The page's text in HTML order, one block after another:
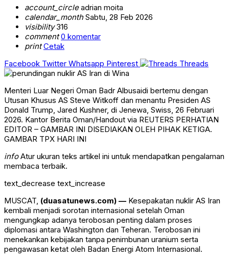
account_circleadrian moita
calendar_monthSabtu, 28 Feb 2026
visibility316
comment 0 komentar
print Cetak
Facebook Twitter Whatsapp Pinterest Threads
Menteri Luar Negeri Oman Badr Albusaidi bertemu dengan
Utusan Khusus AS Steve Witkoff dan menantu Presiden AS
Donald Trump, Jared Kushner, di Jenewa, Swiss, 26 Februari
2026. Kantor Berita Oman/Handout via REUTERS PERHATIAN
EDITOR – GAMBAR INI DISEDIAKAN OLEH PIHAK KETIGA.
GAMBAR TPX HARI INI
infoAtur ukuran teks artikel ini untuk mendapatkan pengalaman
membaca terbaik.
text_decrease text_increase
MUSCAT, (duasatunews.com) — Kesepakatan nuklir AS Iran
kembali menjadi sorotan internasional setelah Oman
mengungkap adanya terobosan penting dalam proses
diplomasi antara Washington dan Teheran. Terobosan ini
menekankan kebijakan tanpa penimbunan uranium serta
pengawasan ketat oleh Badan Energi Atom Internasional.